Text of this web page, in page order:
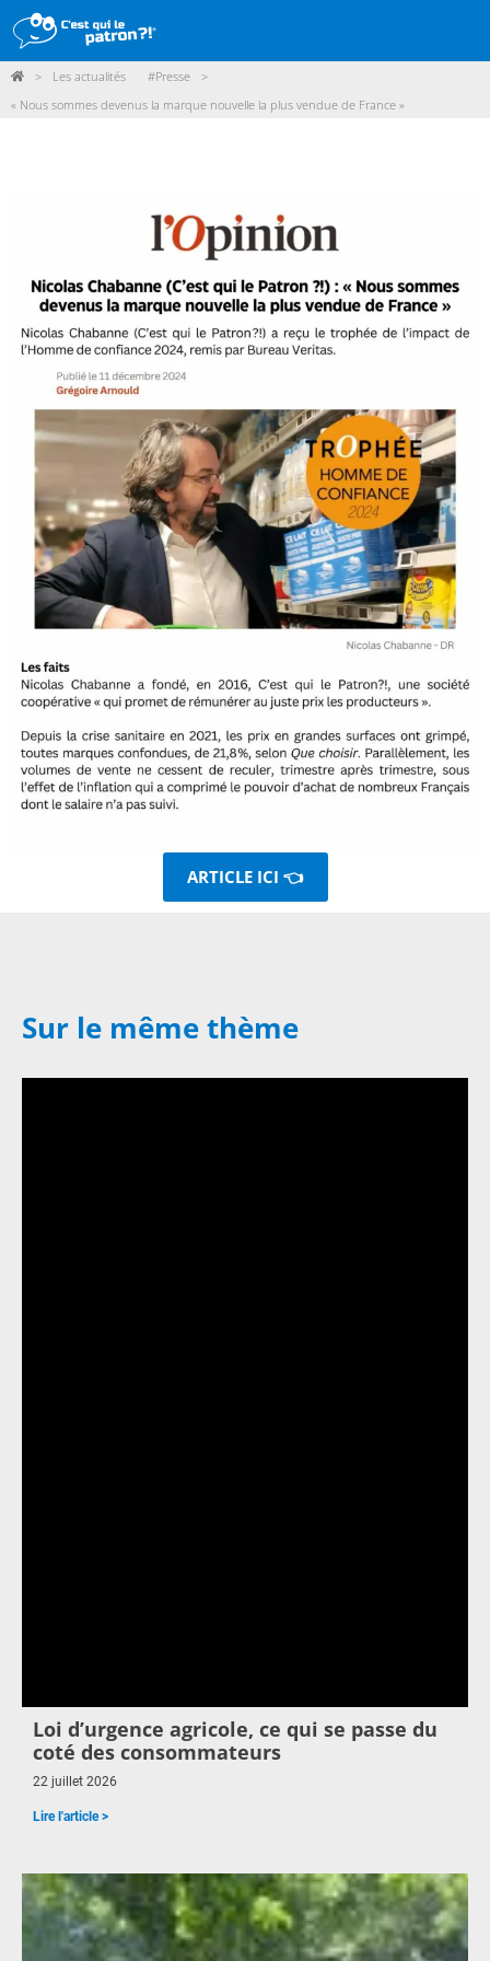
DÉMARCHE
PARTICIPER
ACTUALITÉS
ME CONNECTER / ADHÉRER
> Les actualités #Presse
>
« Nous sommes devenus la marque nouvelle la plus vendue de France »
ARTICLE ICI 👈
Sur le même thème
Loi d’urgence agricole, ce qui se passe du
coté des consommateurs
22 juillet 2026
Lire l'article >